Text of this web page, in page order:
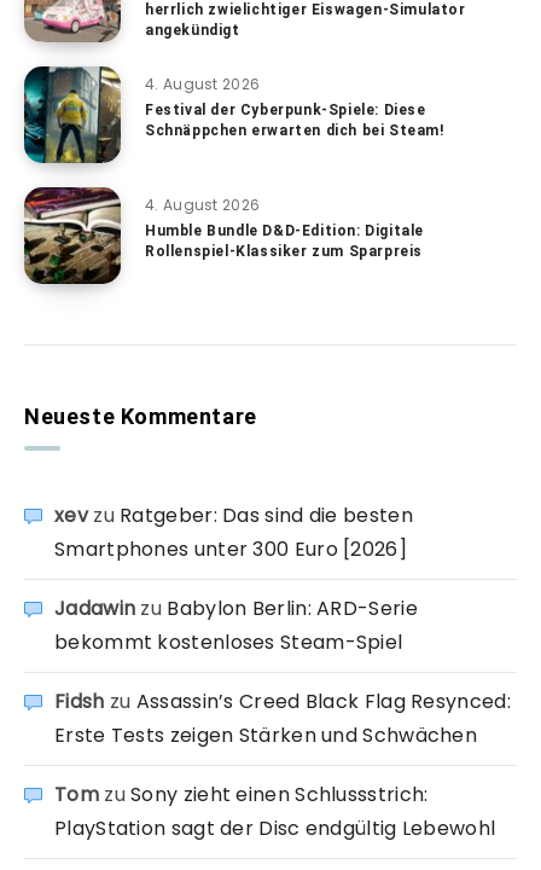
herrlich zwielichtiger Eiswagen-Simulator
angekündigt
4. August 2026
Festival der Cyberpunk-Spiele: Diese
Schnäppchen erwarten dich bei Steam!
4. August 2026
Humble Bundle D&D-Edition: Digitale
Rollenspiel-Klassiker zum Sparpreis
Neueste Kommentare
xevzu Ratgeber: Das sind die besten
Smartphones unter 300 Euro [2026]
Jadawin zu Babylon Berlin: ARD-Serie
bekommt kostenloses Steam-Spiel
Fidsh zu Assassin’s Creed Black Flag Resynced:
Erste Tests zeigen Stärken und Schwächen
TomzuSony zieht einen Schlussstrich:
PlayStation sagt der Disc endgültig Lebewohl